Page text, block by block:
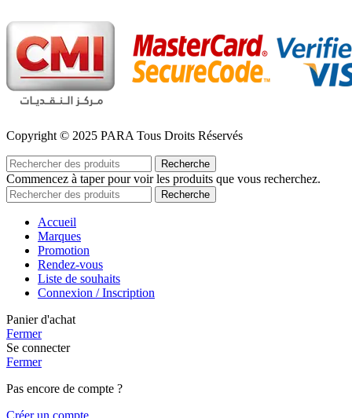
Copyright © 2025 PARA Tous Droits Réservés
Recherche
Commencez à taper pour voir les produits que vous recherchez.
Recherche
Accueil
Marques
Promotion
Rendez-vous
Liste de souhaits
Connexion / Inscription
Panier d'achat
Fermer
Se connecter
Fermer
Pas encore de compte ?
Créer un compte